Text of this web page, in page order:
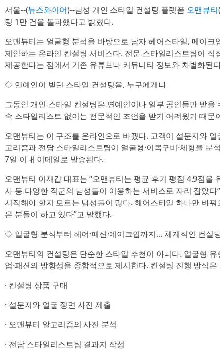
서울--(뉴스와이어)--남성 개인 스타일 컨설팅 플랫폼 오맨뷰티
팅 1만 건을 돌파했다고 밝혔다.
오맨뷰티는 얼굴형 분석을 바탕으로 남자 헤어스타일, 메이크
제안하는 온라인 컨설팅 서비스다. 전문 스타일리스트팀이 직
제공한다는 점에서 기존 유튜브나 커뮤니티 정보와 차별화된
◇ 연예인이 받던 스타일 컨설팅을, 누구에게나
그동안 개인 스타일 컨설팅은 연예인이나 일부 공인들만 받을
속 스타일리스트 없이는 전문적인 조언을 받기 어려웠기 때문
오맨뷰티는 이 구조를 온라인으로 바꿨다. 고객이 설문지와
고리즘과 전담 스타일리스트팀이 얼굴형·이목구비·체형을 분
7일 이내 이메일로 발송된다.
오맨뷰티 이재갑 대표는 “오맨뷰티는 평균 후기 평점 4.9점을
사 등 다양한 직군의 남성들이 이용하는 서비스로 자리 잡았
시작해야 할지 모르는 남성들이 많다. 헤어스타일 하나만 바
은 분들이 하고 있다”고 말했다.
◇ 얼굴형 분석부터 헤어·패션·메이크업까지… 체계적인 컨설
오맨뷰티의 컨설팅은 단순한 스타일 추천이 아니다. 얼굴형 유
업·패션의 방향성을 종합적으로 제시한다. 컨설팅 진행 방식
· 컨설팅 상품 구매
· 설문지와 얼굴 정면 사진 제출
· 오맨뷰티 알고리즘의 사진 분석
· 전담 스타일리스트팀 결과지 작성